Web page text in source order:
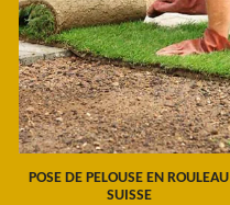
POSE DE PELOUSE EN ROULEAU
SUISSE